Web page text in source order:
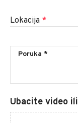
Lokacija *
Ubacite video